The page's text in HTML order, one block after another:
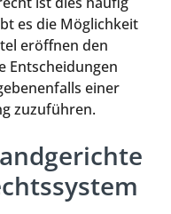
es die Möglichkeit
eröffnen den
Entscheidungen
einer
zuzuführen.